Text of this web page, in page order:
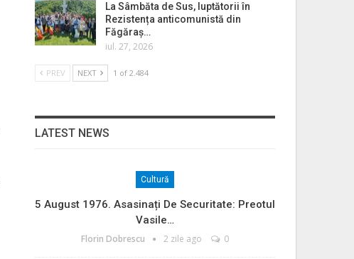
La Sâmbăta de Sus, luptătorii în
Rezistența anticomunistă din
Făgăraș…
iul. 27, 2026
PREV NEXT 1 of 2.484
LATEST NEWS
Cultură
5 August 1976. Asasinați De Securitate: Preotul
Vasile…
Florin Dobrescu 2 zile ago 0